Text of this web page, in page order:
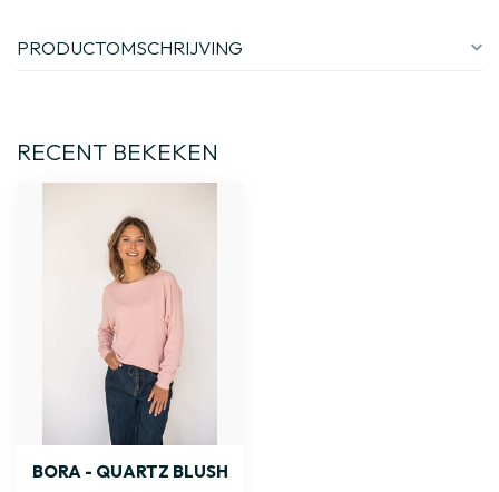
PRODUCTOMSCHRIJVING
RECENT BEKEKEN
BORA - QUARTZ BLUSH